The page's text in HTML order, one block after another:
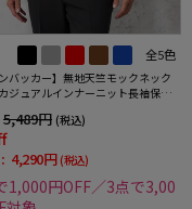
全5色
ンバッカー】無地天竺モックネック
ジュアルインナーニット長袖保温
5,489円 (税込)
4,290円 (税込)
円OFF／3点で3,00